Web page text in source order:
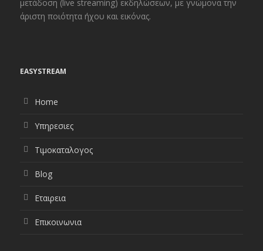
μετάδοση (live streaming) εκδηλώσεων, με γνώμονα την
άριστη ποιότητα ήχου και εικόνας.
EASYSTREAM
Home
Υπηρεσιες
Τιμοκαταλογος
Blog
Εταιρεια
Επικοινωνια